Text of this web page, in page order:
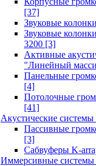
[37]
Звуковые
Звуковые
3200 [3]
Активные
"Линейный
Панельные
[4]
Потолочные
[41]
Акустические
Пассивные
[3]
Сабвуферы K-
Иммерсивные системы